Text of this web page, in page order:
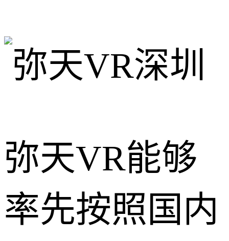
弥天VR能够
率先按照国内